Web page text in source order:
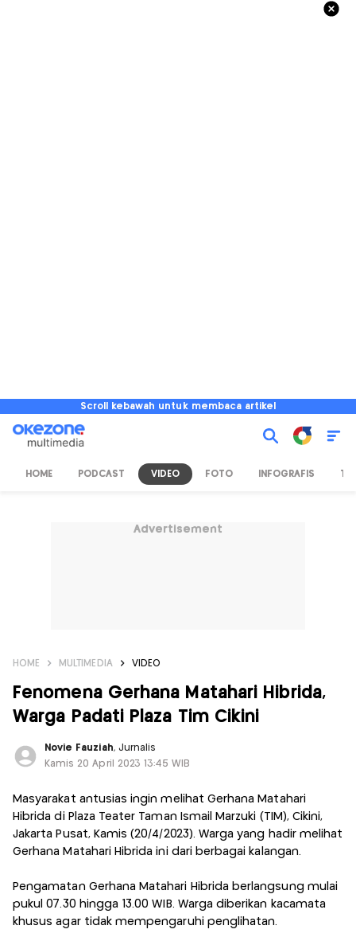
Scroll kebawah untuk membaca artikel
HOME PODCAST VIDEO FOTO INFOGRAFIS TV
Advertisement
HOME MULTIMEDIA VIDEO
Fenomena Gerhana Matahari Hibrida,
Warga Padati Plaza Tim Cikini
Novie Fauziah, Jurnalis
Kamis 20 April 2023 13:45 WIB
Masyarakat antusias ingin melihat Gerhana Matahari
Hibrida di Plaza Teater Taman Ismail Marzuki (TIM), Cikini,
Jakarta Pusat, Kamis (20/4/2023). Warga yang hadir melihat
Gerhana Matahari Hibrida ini dari berbagai kalangan.
Pengamatan Gerhana Matahari Hibrida berlangsung mulai
pukul 07.30 hingga 13.00 WIB. Warga diberikan kacamata
khusus agar tidak mempengaruhi penglihatan.